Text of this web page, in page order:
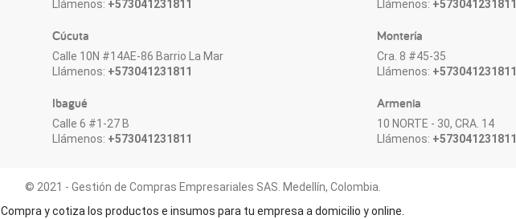
Llámenos: +573041231811
Cúcuta
Calle 10N #14AE-86 Barrio La Mar
Llámenos: +573041231811
Ibagué
Calle 6 #1-27 B
Llámenos: +573041231811
Llámenos: +573041231811
Montería
Cra. 8 #45-35
Llámenos: +573041231811
Armenia
10 NORTE - 30, CRA. 14
Llámenos: +573041231811
© 2021 - Gestión de Compras Empresariales SAS. Medellín, Colombia.
Compra y cotiza los productos e insumos para tu empresa a domicilio y online.